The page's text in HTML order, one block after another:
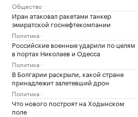
Общество
Иран атаковал ракетами танкер
эмиратской госнефтекомпании
Политика
Российские военные ударили по целям
в портах Николаев и Одесса
Политика
В Болгарии раскрыли, какой стране
принадлежит залетевший дрон
Политика
Что нового построят на Ходынском
поле